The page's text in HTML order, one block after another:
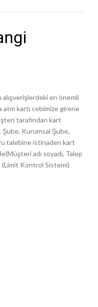
en önemli
atm kartı cebimize girene
tarafından kart
Kurumsal Şube,
talebine istinaden kart
adı soyadı, Talep
Kontrol Sistemi)